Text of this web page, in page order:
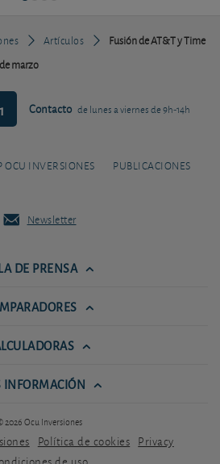
Artículos
Fusión de AT&T y Time
marzo
Contacto de lunes a viernes de 9h-14h
OCU INVERSIONES PUBLICACIONES
Newsletter
DE PRENSA
INFORMACIÓN
2026 Ocu Inversiones
Política de cookies Privacy